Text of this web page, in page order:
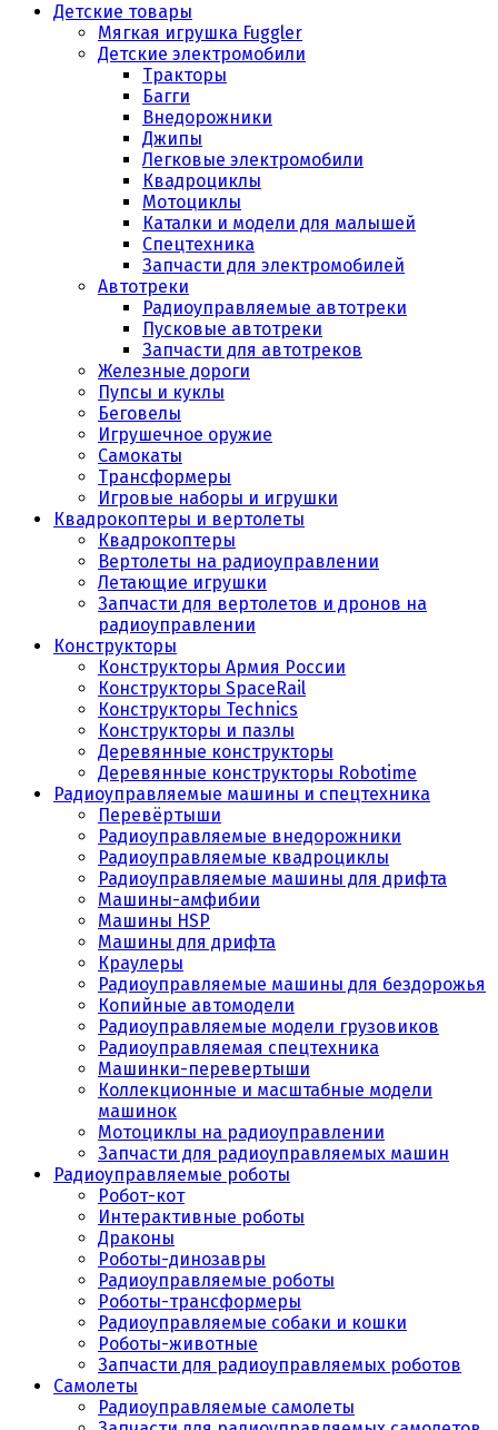
Детские товары
Мягкая игрушка Fuggler
Детские электромобили
Тракторы
Багги
Внедорожники
Джипы
Легковые электромобили
Квадроциклы
Мотоциклы
Каталки и модели для малышей
Спецтехника
Запчасти для электромобилей
Автотреки
Радиоуправляемые автотреки
Пусковые автотреки
Запчасти для автотреков
Железные дороги
Пупсы и куклы
Беговелы
Игрушечное оружие
Самокаты
Трансформеры
Игровые наборы и игрушки
Квадрокоптеры и вертолеты
Квадрокоптеры
Вертолеты на радиоуправлении
Летающие игрушки
Запчасти для вертолетов и дронов на
радиоуправлении
Конструкторы
Конструкторы Армия России
Конструкторы SpaceRail
Конструкторы Technics
Конструкторы и пазлы
Деревянные конструкторы
Деревянные конструкторы Robotime
Радиоуправляемые машины и спецтехника
Перевёртыши
Радиоуправляемые внедорожники
Радиоуправляемые квадроциклы
Радиоуправляемые машины для дрифта
Машины-амфибии
Машины HSP
Машины для дрифта
Краулеры
Радиоуправляемые машины для бездорожья
Копийные автомодели
Радиоуправляемые модели грузовиков
Радиоуправляемая спецтехника
Машинки-перевертыши
Коллекционные и масштабные модели
машинок
Мотоциклы на радиоуправлении
Запчасти для радиоуправляемых машин
Радиоуправляемые роботы
Робот-кот
Интерактивные роботы
Драконы
Роботы-динозавры
Радиоуправляемые роботы
Роботы-трансформеры
Радиоуправляемые собаки и кошки
Роботы-животные
Запчасти для радиоуправляемых роботов
Самолеты
Радиоуправляемые самолеты